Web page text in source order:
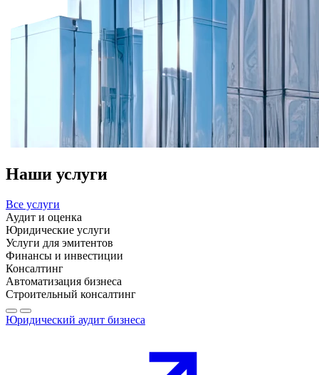
Наши услуги
Все услуги
Аудит и оценка
Юридические услуги
Услуги для эмитентов
Финансы и инвестиции
Консалтинг
Автоматизация бизнеса
Строительный консалтинг
Юридический аудит бизнеса